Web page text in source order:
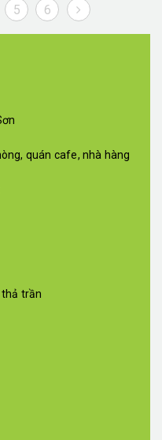
5 6
quán cafe, nhà hàng
thả trần